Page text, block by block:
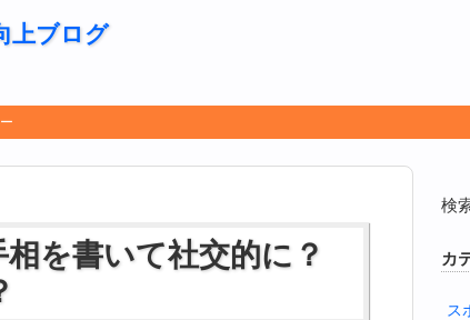
上ブログ
を書いて社交的に？
検
カ
ス